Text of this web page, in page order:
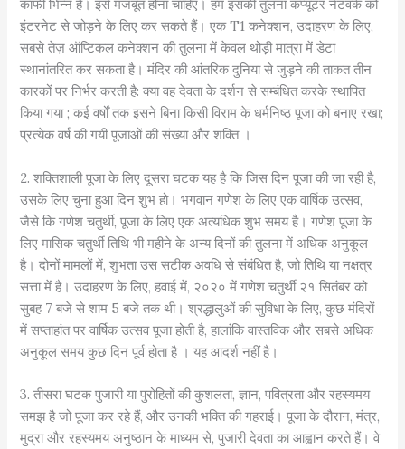
काफी भिन्न है। इसे मजबूत होना चाहिए। हम इसकी तुलना कंप्यूटर नेटवर्क को
इंटरनेट से जोड़ने के लिए कर सकते हैं। एक T1 कनेक्शन, उदाहरण के लिए,
सबसे तेज़ ऑप्टिकल कनेक्शन की तुलना में केवल थोड़ी मात्रा में डेटा
स्थानांतरित कर सकता है। मंदिर की आंतरिक दुनिया से जुड़ने की ताकत तीन
कारकों पर निर्भर करती है: क्या वह देवता के दर्शन से सम्बंधित करके स्थापित
किया गया ; कई वर्षों तक इसने बिना किसी विराम के धर्मनिष्ठ पूजा को बनाए रखा;
प्रत्येक वर्ष की गयी पूजाओं की संख्या और शक्ति ।
2. शक्तिशाली पूजा के लिए दूसरा घटक यह है कि जिस दिन पूजा की जा रही है,
उसके लिए चुना हुआ दिन शुभ हो। भगवान गणेश के लिए एक वार्षिक उत्सव,
जैसे कि गणेश चतुर्थी, पूजा के लिए एक अत्यधिक शुभ समय है। गणेश पूजा के
लिए मासिक चतुर्थी तिथि भी महीने के अन्य दिनों की तुलना में अधिक अनुकूल
है। दोनों मामलों में, शुभता उस सटीक अवधि से संबंधित है, जो तिथि या नक्षत्र
सत्ता में है। उदाहरण के लिए, हवाई में, २०२० में गणेश चतुर्थी २१ सितंबर को
सुबह 7 बजे से शाम 5 बजे तक थी। श्रद्धालुओं की सुविधा के लिए, कुछ मंदिरों
में सप्ताहांत पर वार्षिक उत्सव पूजा होती है, हालांकि वास्तविक और सबसे अधिक
अनुकूल समय कुछ दिन पूर्व होता है । यह आदर्श नहीं है।
3. तीसरा घटक पुजारी या पुरोहितों की कुशलता, ज्ञान, पवित्रता और रहस्यमय
समझ है जो पूजा कर रहे हैं, और उनकी भक्ति की गहराई। पूजा के दौरान, मंत्र,
मुद्रा और रहस्यमय अनुष्ठान के माध्यम से, पुजारी देवता का आह्वान करते हैं। वे